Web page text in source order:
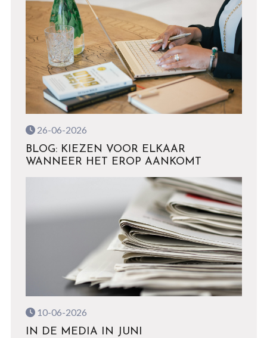
26-06-2026
BLOG: KIEZEN VOOR ELKAAR
WANNEER HET EROP AANKOMT
10-06-2026
IN DE MEDIA IN JUNI